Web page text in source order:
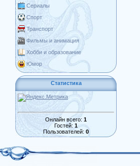
Сериалы
Спорт
Транспорт
Фильмы и анимация
Хобби и образование
Юмор
Статистика
Онлайн всего: 1
Гостей: 1
Пользователей: 0